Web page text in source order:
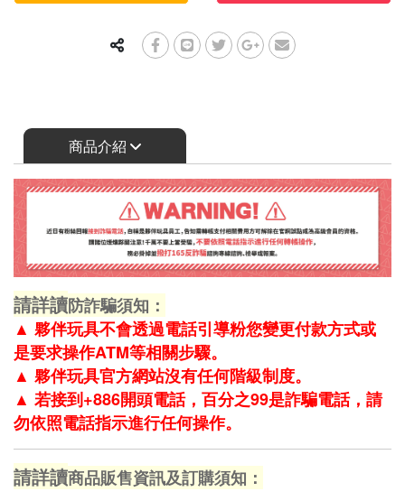
商品介紹
請詳讀防詐騙須知：
▲ 夥伴玩具不會透過電話引導粉您變更付款方式或
是要求操作ATM等相關步驟。
▲ 夥伴玩具官方網站沒有任何階級制度。
▲ 若接到+886開頭電話，百分之99是詐騙電話，請
勿依照電話指示進行任何操作。
請詳讀商品販售資訊及訂購須知：